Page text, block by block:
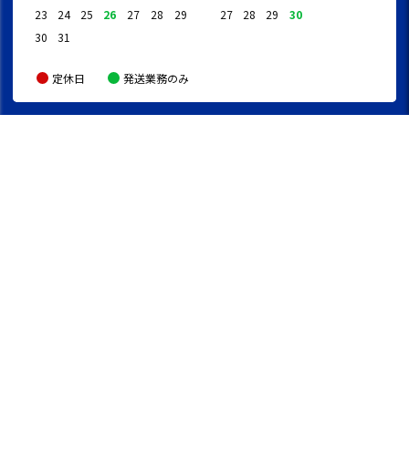
23
24 25 26 27 28
29
30
31
27
28 29 30
定休日 発送業務のみ